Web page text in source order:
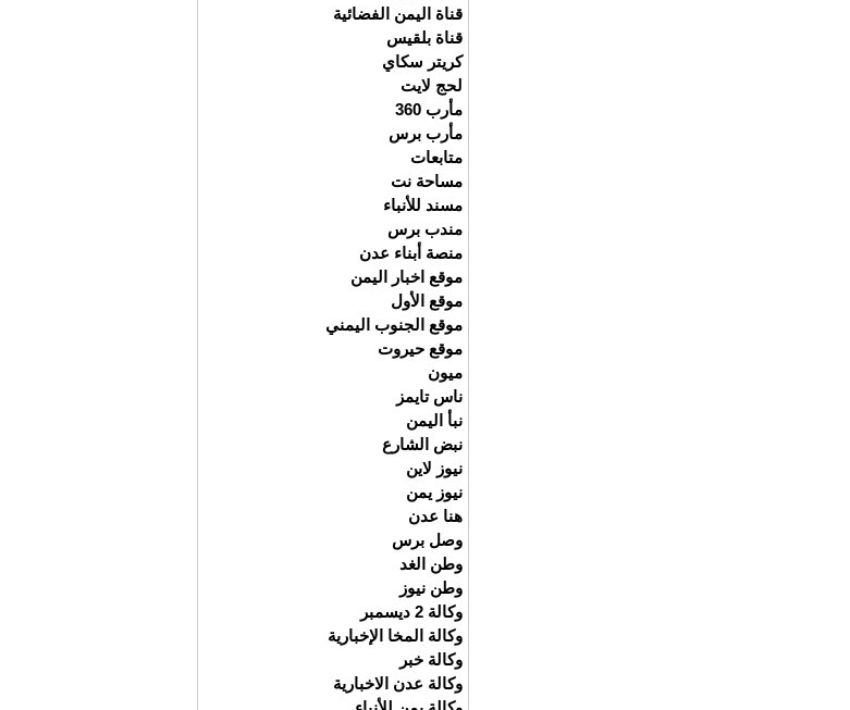
قناة اليمن الفضائية
قناة بلقيس
كريتر سكاي
لحج لايت
مأرب 360
مأرب برس
متابعات
مساحة نت
مسند للأنباء
مندب برس
منصة أبناء عدن
موقع اخبار اليمن
موقع الأول
موقع الجنوب اليمني
موقع حيروت
ميون
ناس تايمز
نبأ اليمن
نبض الشارع
نيوز لاين
نيوز يمن
هنا عدن
وصل برس
وطن الغد
وطن نيوز
وكالة 2 ديسمبر
وكالة المخا الإخبارية
وكالة خبر
وكالة عدن الاخبارية